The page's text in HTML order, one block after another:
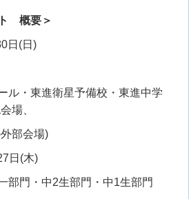
概要＞
日 (日 )
ル・東進衛星予備校・東進中学
場、
部会場)
日 (木)
部門・中2生部門・中1生部門